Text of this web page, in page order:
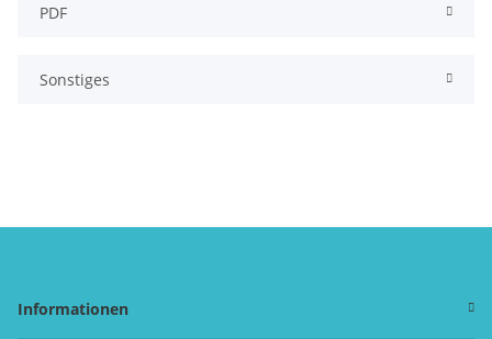
PDF
Sonstiges
Informationen